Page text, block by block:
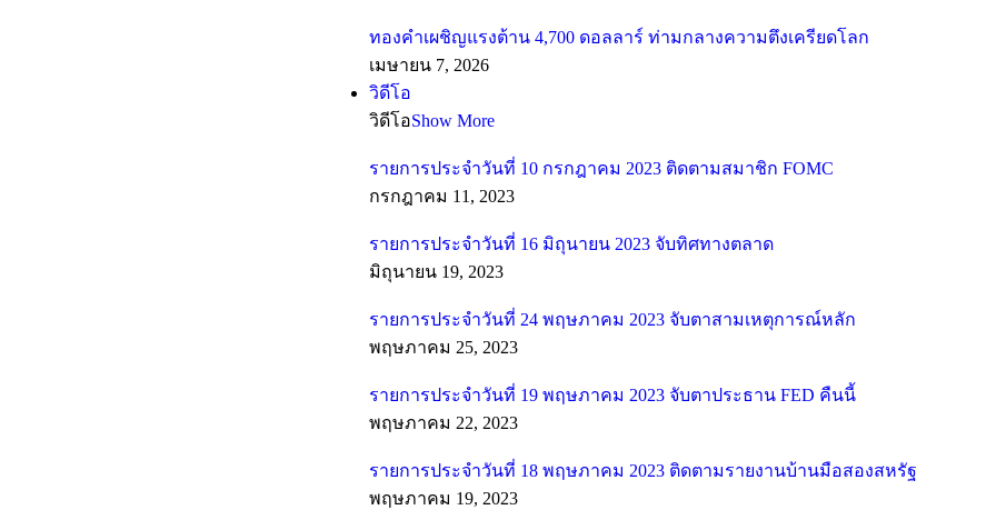
ทองคำเผชิญแรงต้าน 4,700 ดอลลาร์ ท่ามกลางความตึงเครียดโลก
เมษายน 7, 2026
วิดีโอ
วิดีโอShow More
รายการประจำวันที่ 10 กรกฎาคม 2023 ติดตามสมาชิก FOMC
กรกฎาคม 11, 2023
รายการประจำวันที่ 16 มิถุนายน 2023 จับทิศทางตลาด
มิถุนายน 19, 2023
รายการประจำวันที่ 24 พฤษภาคม 2023 จับตาสามเหตุการณ์หลัก
พฤษภาคม 25, 2023
รายการประจำวันที่ 19 พฤษภาคม 2023 จับตาประธาน FED คืนนี้
พฤษภาคม 22, 2023
รายการประจำวันที่ 18 พฤษภาคม 2023 ติดตามรายงานบ้านมือสองสหรัฐ
พฤษภาคม 19, 2023